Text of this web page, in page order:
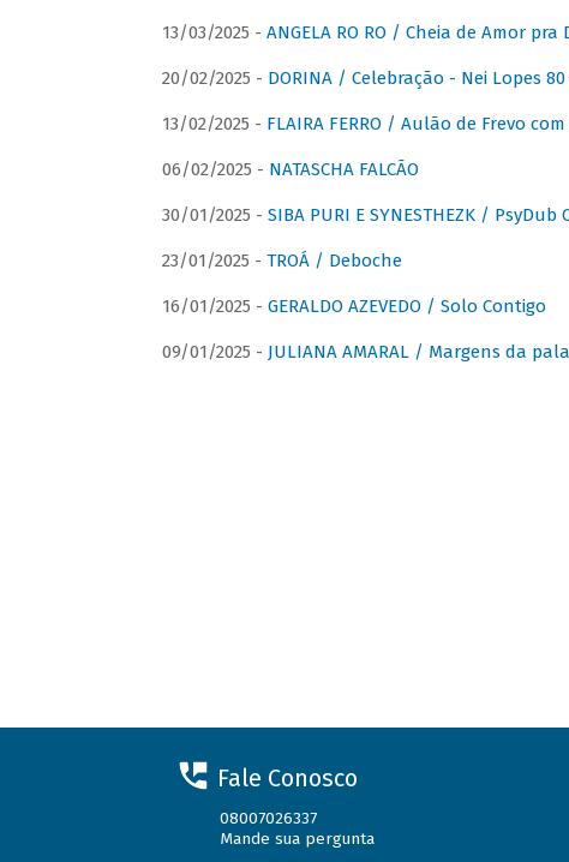
13/03/2025 - ANGELA RO RO / Cheia de Amor pra
20/02/2025 - DORINA / Celebração - Nei Lopes
13/02/2025 - FLAIRA FERRO / Aulão de Frevo
06/02/2025 - NATASCHA FALCÃO
30/01/2025 - SIBA PURI E SYNESTHEZK / PsyDub
23/01/2025 - TROÁ / Deboche
16/01/2025 - GERALDO AZEVEDO / Solo Contigo
09/01/2025 - JULIANA AMARAL / Margens da
Fale Conosco
08007026337
Mande sua pergunta